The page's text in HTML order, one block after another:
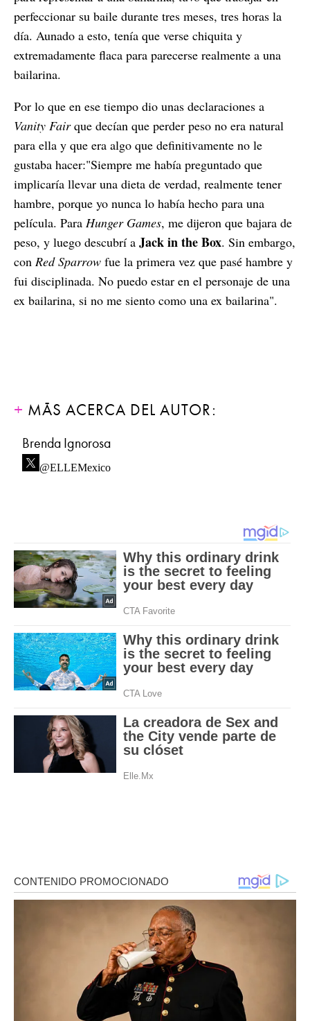
perfeccionar su baile durante tres meses, tres horas la
día. Aunado a esto, tenía que verse chiquita y
extremadamente flaca para parecerse realmente a una
bailarina.
Por lo que en ese tiempo dio unas declaraciones a
Vanity Fairque decían que perder peso no era natural
para ella y que era algo que definitivamente no le
gustaba hacer:"Siempre me había preguntado que
implicaría llevar una dieta de verdad, realmente tener
hambre, porque yo nunca lo había hecho para una
película. Para Hunger Games, me dijeron que bajara de
peso, y luego descubrí a Jack in the Box. Sin embargo,
con Red Sparrow fue la primera vez que pasé hambre y
fui disciplinada. No puedo estar en el personaje de una
ex bailarina, si no me siento como una ex bailarina".
MÁS ACERCA DEL AUTOR:
Brenda Ignorosa
@ELLEMexico